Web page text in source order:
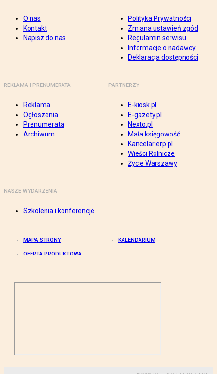
O nas
Kontakt
Napisz do nas
Polityka Prywatności
Zmiana ustawień zgód
Regulamin serwisu
Informacje o nadawcy
Deklaracja dostępności
REKLAMA I PRENUMERATA
Reklama
Ogłoszenia
Prenumerata
Archiwum
PARTNERZY
E-kiosk.pl
E-gazety.pl
Nexto.pl
Mała księgowość
Kancelarierp.pl
Wieści Rolnicze
Życie Warszawy
NASZE WYDARZENIA
Szkolenia i konferencje
MAPA STRONY KALENDARIUM
OFERTA PRODUKTOWA